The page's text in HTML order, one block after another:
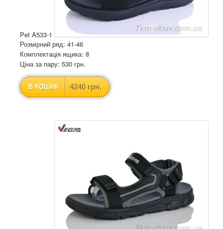
Pet A533-1
Розмірний ряд: 41-46
Комплектація ящика: 8
Ціна за пару: 530 грн.
В КОШИК 4240 грн.